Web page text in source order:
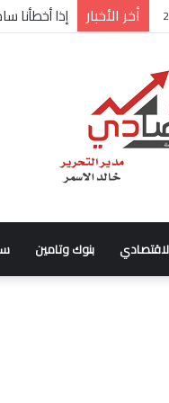
أخر الأخبار شركة “Scope Developments” تعلن تولي أحمد كمال عيسى منصب الرئيس التنفيذي للقطاع التجاري
بنوك وتامين